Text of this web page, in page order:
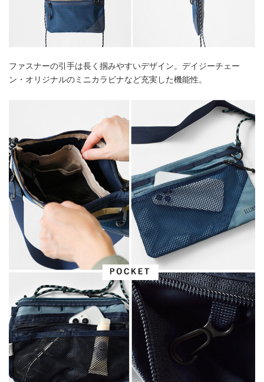
ファスナーの引手は長く掴みやすいデザイン。デイジーチェー
ン・オリジナルのミニカラビナなど充実した機能性。